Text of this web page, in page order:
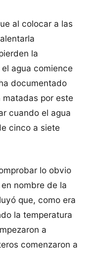
al colocar a las
la
agua comience
documentado
matadas por este
cuando el agua
cinco a siete
lo obvio
nombre de la
que, como era
la temperatura
a
comenzaron a